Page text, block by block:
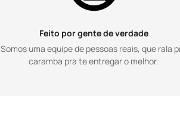
Feito por gente de verdade
Somos uma equipe de pessoas reais, que rala
caramba pra te entregar o melhor.